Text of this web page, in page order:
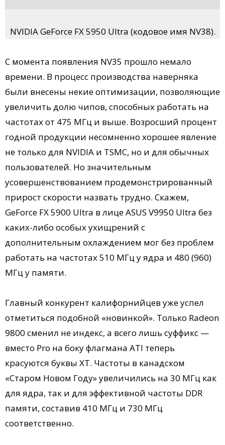
NVIDIA GeForce FX 5950 Ultra (кодовое имя NV38).
С момента появления NV35 прошло немало
времени. В процесс производства наверняка
были внесены некие оптимизации, позволяющие
увеличить долю чипов, способных работать на
частотах от 475 МГц и выше. Возросший процент
годной продукции несомненно хорошее явление
не только для NVIDIA и TSMC, но и для обычных
пользователей. Но значительным
усовершенствованием продемонстрированный
прирост скорости назвать трудно. Скажем,
GeForce FX 5900 Ultra в лице ASUS V9950 Ultra без
каких-либо особых ухищрений с
дополнительным охлаждением мог без проблем
работать на частотах 510 МГц у ядра и 480 (960)
МГц у памяти.
Главный конкурент калифорнийцев уже успел
отметиться подобной «новинкой». Только Radeon
9800 сменил не индекс, а всего лишь суффикс —
вместо Pro на боку флагмана ATI теперь
красуются буквы XT. Частоты в канадском
«Старом Новом Году» увеличились на 30 МГц как
для ядра, так и для эффективной частоты DDR
памяти, составив 410 МГц и 730 МГц
соответственно.